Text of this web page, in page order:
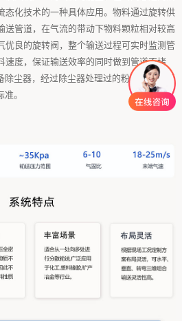
态化技术的一种具体应用。物料通过旋转供
送管道，在气流的带动下物料颗粒相对较高
优良的旋转阀，整个输送过程可实时监测管
速度，保证输送效率的同时做到管道不堵
除尘器，经过除尘器处理过的粉尘排放浓度
。